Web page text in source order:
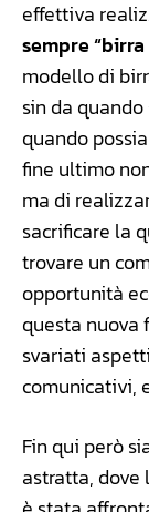
effettiva
sempre
modello di
sin da
quando
fine ultimo
ma di
sacrificare la
trovare un
opportunità
questa nuova
svariati
comunicativi,
Fin qui però
astratta,